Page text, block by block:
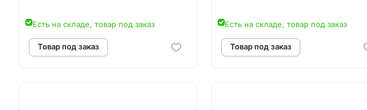
Есть на складе, товар под заказ Есть на складе, товар под заказ